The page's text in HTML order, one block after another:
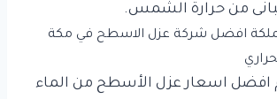
من حرارة الشمس.
افضل شركة عزل الاسطح في مكة
افضل اسعار عزل الأسطح من الماء